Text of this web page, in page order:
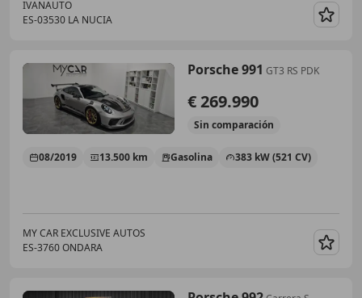
IVANAUTO
ES-03530 LA NUCIA
Porsche 991 GT3 RS PDK
€ 269.990
Sin comparación
08/2019 13.500 km Gasolina 383 kW (521 CV)
MY CAR EXCLUSIVE AUTOS
ES-3760 ONDARA